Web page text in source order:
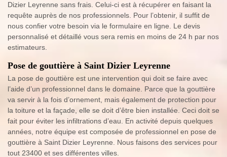
Dizier Leyrenne sans frais. Celui-ci est à récupérer en faisant la
requête auprès de nos professionnels. Pour l’obtenir, il suffit de
nous confier votre besoin via le formulaire en ligne. Le devis
personnalisé et détaillé vous sera remis en moins de 24 h par nos
estimateurs.
Pose de gouttière à Saint Dizier Leyrenne
La pose de gouttière est une intervention qui doit se faire avec
l’aide d’un professionnel dans le domaine. Parce que la gouttière
va servir à la fois d’ornement, mais également de protection pour
la toiture et la façade, elle se doit d’être bien installée. Ceci doit se
fait pour éviter les infiltrations d’eau. En activité depuis quelques
années, notre équipe est composée de professionnel en pose de
gouttière à Saint Dizier Leyrenne. Nous faisons des services pour
tout 23400 et ses différentes villes.